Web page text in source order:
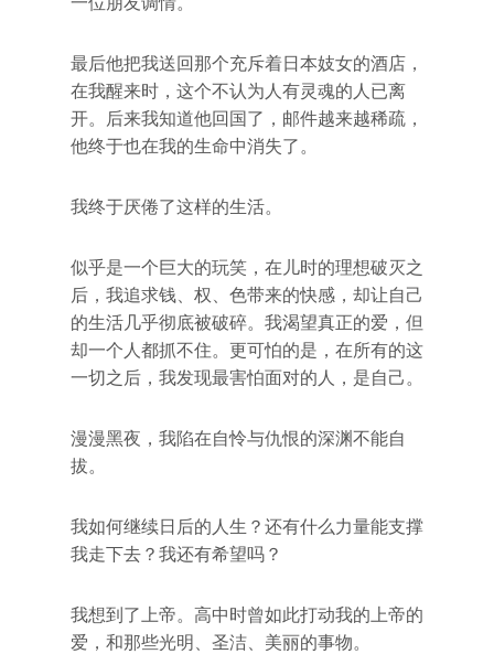
最后他把我送回那个充斥着日本妓女的酒店，
在我醒来时，这个不认为人有灵魂的人已离
开。后来我知道他回国了，邮件越来越稀疏，
他终于也在我的生命中消失了。
我终于厌倦了这样的生活。
似乎是一个巨大的玩笑，在儿时的理想破灭之
后，我追求钱、权、色带来的快感，却让自己
的生活几乎彻底被破碎。我渴望真正的爱，但
却一个人都抓不住。更可怕的是，在所有的这
一切之后，我发现最害怕面对的人，是自己。
漫漫黑夜，我陷在自怜与仇恨的深渊不能自
拔。
我如何继续日后的人生？还有什么力量能支撑
我走下去？我还有希望吗？
我想到了上帝。高中时曾如此打动我的上帝的
爱，和那些光明、圣洁、美丽的事物。